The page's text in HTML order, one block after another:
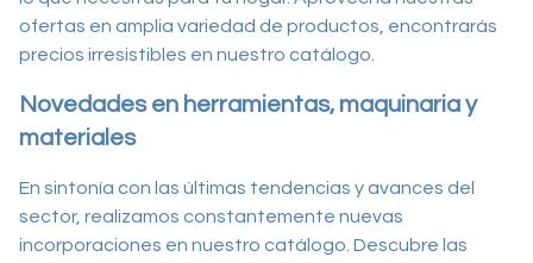
ofertas en amplia variedad de productos, encontrarás
precios irresistibles en nuestro catálogo.
Novedades en herramientas, maquinaria y
materiales
En sintonía con las últimas tendencias y avances del
sector, realizamos constantemente nuevas
incorporaciones en nuestro catálogo. Descubre las